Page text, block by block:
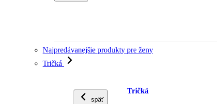
Najpredávanejšie produkty pre ženy
Tričká
späť
Tričká